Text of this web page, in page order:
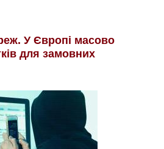
У Європі масово
для замовних